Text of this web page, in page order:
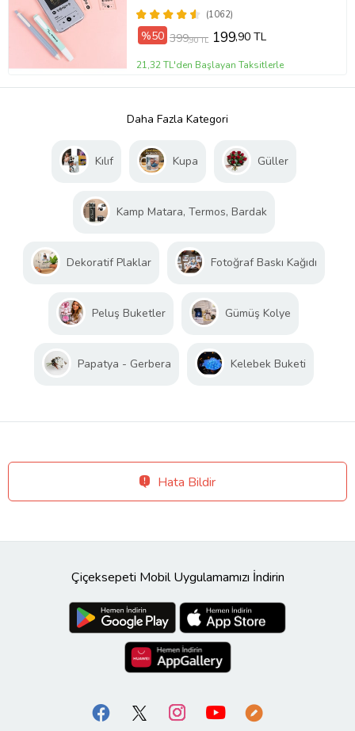
(1062)
%50 399,90 TL 199,90 TL
21,32 TL'den Başlayan Taksitlerle
Daha Fazla Kategori
Kılıf Kupa Güller
Kamp Matara, Termos, Bardak
Dekoratif Plaklar Fotoğraf Baskı Kağıdı
Peluş Buketler Gümüş Kolye
Papatya - Gerbera Kelebek Buketi
Hata Bildir
Çiçeksepeti Mobil Uygulamamızı İndirin